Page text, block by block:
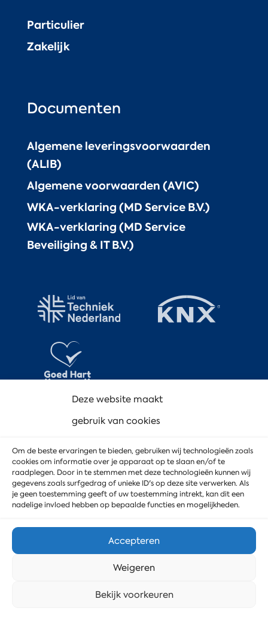
Deze website maakt
gebruik van cookies
Om de beste ervaringen te bieden, gebruiken wij technologieën zoals
cookies om informatie over je apparaat op te slaan en/of te
raadplegen. Door in te stemmen met deze technologieën kunnen wij
gegevens zoals surfgedrag of unieke ID's op deze site verwerken. Als
je geen toestemming geeft of uw toestemming intrekt, kan dit een
nadelige invloed hebben op bepaalde functies en mogelijkheden.
Accepteren
Weigeren
Bekijk voorkeuren
Particulier
Zakelijk
Documenten
Algemene leveringsvoorwaarden
(ALIB)
Algemene voorwaarden (AVIC)
WKA-verklaring (MD Service B.V.)
WKA-verklaring (MD Service
Beveiliging & IT B.V.)
Stuur ons een bericht